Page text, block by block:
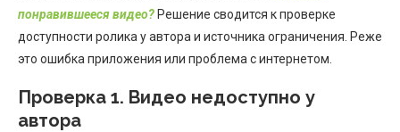
понравившееся видео? Решение сводится к проверке
доступности ролика у автора и источника ограничения. Реже
это ошибка приложения или проблема с интернетом.
Проверка 1. Видео недоступно у
автора